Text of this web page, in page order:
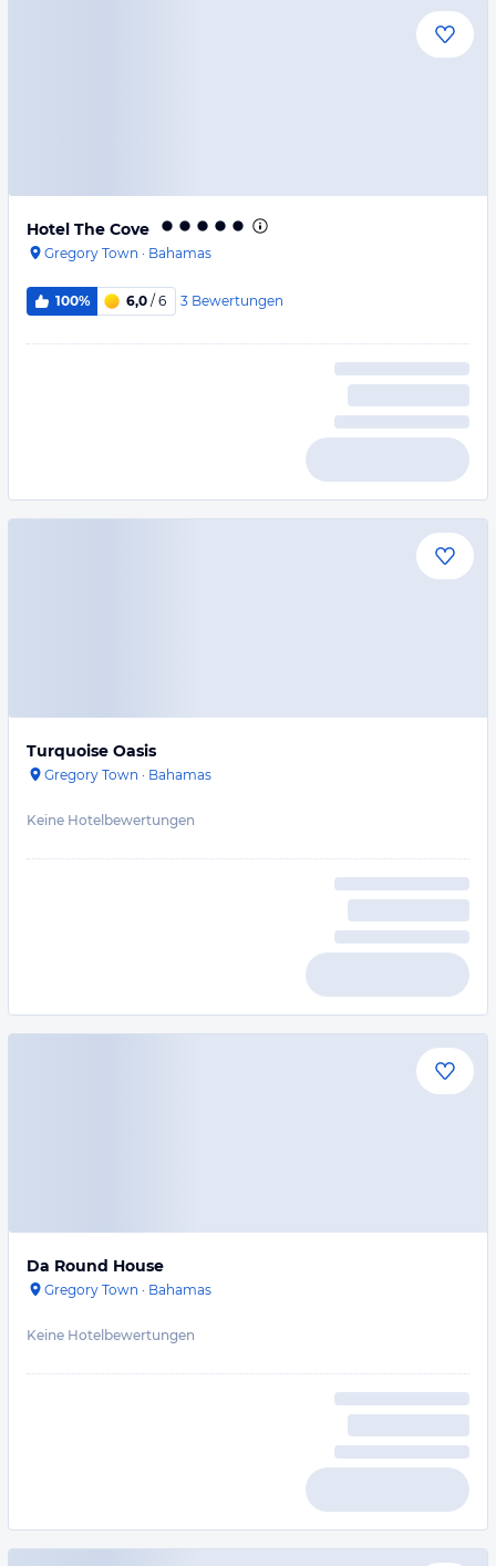
Hotel The Cove
Gregory Town · Bahamas
100% 6,0 / 6 3 Bewertungen
Turquoise Oasis
Gregory Town · Bahamas
Keine Hotelbewertungen
Da Round House
Gregory Town · Bahamas
Keine Hotelbewertungen